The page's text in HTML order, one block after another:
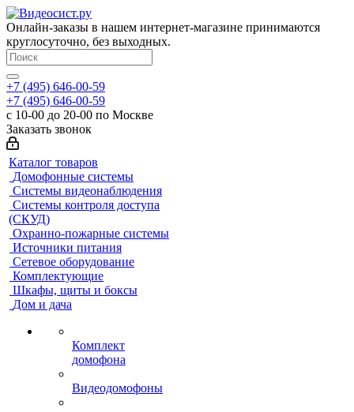
Онлайн-заказы в нашем интернет-магазине принимаются
круглосуточно, без выходных.
+7 (495) 646-00-59
+7 (495) 646-00-59
с 10-00 до 20-00 по Москве
Заказать звонок
Каталог товаров
Домофонные системы
Системы видеонаблюдения
Системы контроля доступа
(СКУД)
Охранно-пожарные системы
Источники питания
Сетевое оборудование
Комплектующие
Шкафы, щиты и боксы
Дом и дача
Комплект
домофона
Видеодомофоны